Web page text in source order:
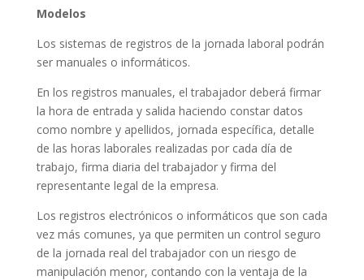
Modelos
Los sistemas de registros de la jornada laboral podrán
ser manuales o informáticos.
En los registros manuales, el trabajador deberá firmar
la hora de entrada y salida haciendo constar datos
como nombre y apellidos, jornada específica, detalle
de las horas laborales realizadas por cada día de
trabajo, firma diaria del trabajador y firma del
representante legal de la empresa.
Los registros electrónicos o informáticos que son cada
vez más comunes, ya que permiten un control seguro
de la jornada real del trabajador con un riesgo de
manipulación menor, contando con la ventaja de la